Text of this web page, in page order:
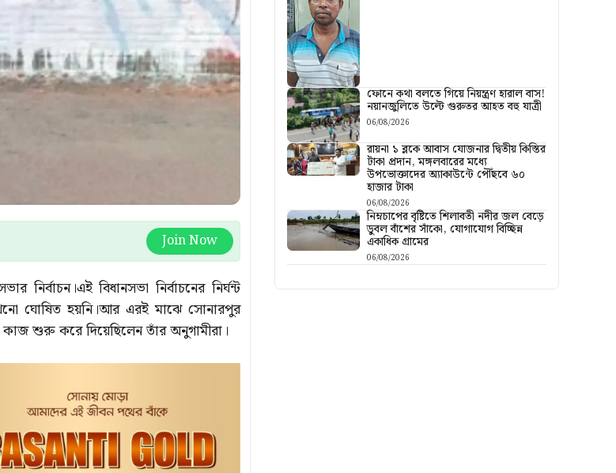
Join Now
বিধানসভা নির্বাচনের নির্ঘন্ট
ঘোষিত হয়নি।আর এরই মাঝে সোনারপুর
কাজ শুরু করে দিয়েছিলেন তাঁর অনুগামীরা।
ফোনে কথা বলতে গিয়ে নিয়ন্ত্রণ হারাল বাস!
নয়ানজুলিতে উল্টে গুরুতর আহত বহু যাত্রী
06/08/2026
রায়না ১ ব্লকে আবাস যোজনার দ্বিতীয় কিস্তির
টাকা প্রদান, মঙ্গলবারের মধ্যে
উপভোক্তাদের অ্যাকাউন্টে পৌঁছবে ৬০
হাজার টাকা
06/08/2026
নিম্নচাপের বৃষ্টিতে শিলাবতী নদীর জল বেড়ে
ডুবল বাঁশের সাঁকো, যোগাযোগ বিচ্ছিন্ন
একাধিক গ্রামের
06/08/2026